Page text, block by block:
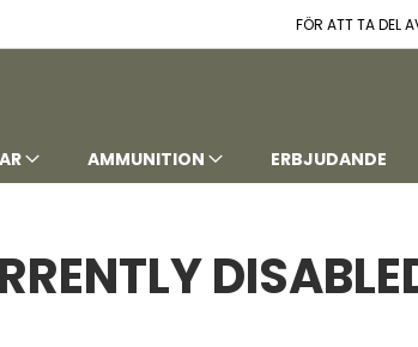
FÖR ATT TA DEL
AMMUNITION ERBJUDANDE